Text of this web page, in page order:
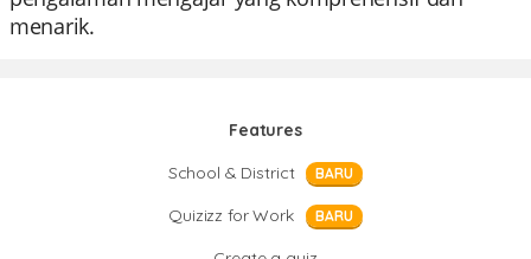
menarik.
Features
School & District
BARU
Quizizz for Work BARU